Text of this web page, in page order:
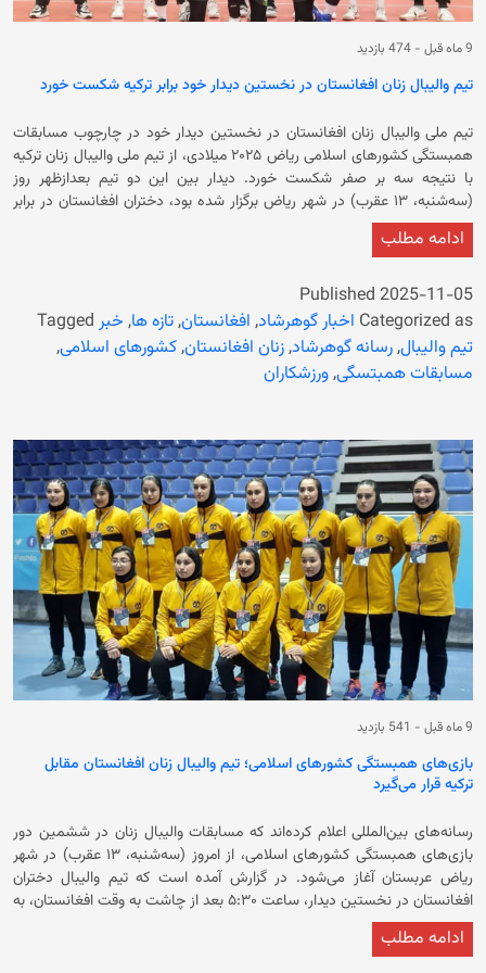
9 ماه قبل - 474 بازدید
تیم والیبال زنان افغانستان در نخستین دیدار خود برابر ترکیه شکست خورد
تیم ملی والیبال زنان افغانستان در نخستین دیدار خود در چارچوب مسابقات
همبستگی کشورهای اسلامی ریاض ۲۰۲۵ میلادی، از تیم ملی والیبال زنان ترکیه
با نتیجه سه بر صفر شکست خورد. دیدار بین این دو تیم بعدازظهر روز
(سه‌شنبه، ۱۳ عقرب) در شهر ریاض برگزار شده بود، دختران افغانستان در برابر
رقابت‌ها اشتراک کرده و ۴ بازیکن دیگر این تیم به دلیل مشکلات ویزا و پاسپورت
موفق به اشتراک در این مسابقات نشده‌اند. اعضای این تیم از بین بازیکنان
این دوره از بازی‌های همبستگی، پنج تیم حضور دارند که به‌صورت گروهی با هم
رقابت می‌کنند. برنامه‌ی ادامه‌ی دیدارهای تیم ملی والیبال زنان افغانستان به
چاشت به وقت کابل افغانستان – آذربایجان (۲۱ عقرب ۱۴۰۴) ساعت ۲:۳۰ بعد
از چاشت به وقت کابل تیم زنان افغانستان در این رقابت‌ها زیر نظر محمد
اسداللهی، مربی تیم ملی والیبال مردان بزرگ‌سال کشور، حضور دارد و هدف
اصلی آن تقویت روحیه، افزایش تجربه و تداوم حضور زنان افغان در میدان‌های
بین‌المللی است. در ششمین دور رقابت‌های همبستگی کشورهای اسلامی
ریاض ۲۰۲۵ پنج تیم والیبال زنان از کشورهای ایران، افغانستان، ترکیه، آذربایجان
و تاجیکستان اشتراک کرده‌اند.
ادامه مطلب
Published 2025-11-05
Categorized as اخبار گوهرشاد, افغانستان,تازه ها, خبر Tagged
تیم والیبال,رسانه گوهرشاد,زنان افغانستان,کشورهای اسلامی,
مسابقات همبتسگی,ورزشکاران
9 ماه قبل - 541 بازدید
بازی‌های همبستگی کشورهای اسلامی؛ تیم والیبال زنان افغانستان مقابل
ترکیه قرار می‌گیرد
رسانه‌های بین‌المللی اعلام کرده‌اند که مسابقات والیبال زنان در ششمین دور
بازی‌های همبستگی کشورهای اسلامی، از امروز (سه‌شنبه، ۱۳ عقرب) در شهر
ریاض عربستان آغاز می‌شود. در گزارش آمده است که تیم والیبال دختران
افغانستان در نخستین دیدار، ساعت ۵:۳۰ بعد از چاشت به وقت افغانستان، به
ادامه مطلب